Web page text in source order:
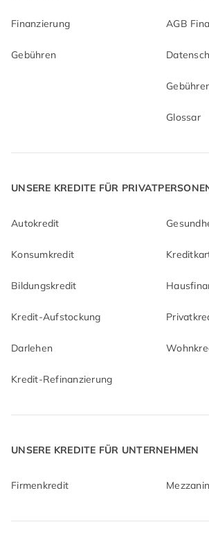
Finanzierung
Gebühren
AGB
Glossar
UNSERE KREDITE FÜR
Autokredit
Konsumkredit
Bildungskredit
Kredit-Aufstockung
Darlehen
Kredit-Refinanzierung
UNSERE KREDITE FÜR UNTERNEHMEN
Firmenkredit